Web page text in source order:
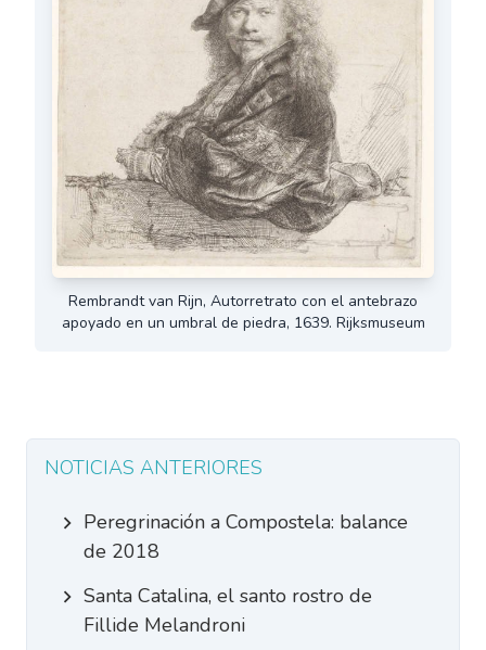
Rembrandt van Rijn, Autorretrato con el antebrazo
apoyado en un umbral de piedra, 1639. Rijksmuseum
NOTICIAS ANTERIORES
Peregrinación a Compostela: balance
de 2018
Santa Catalina, el santo rostro de
Fillide Melandroni